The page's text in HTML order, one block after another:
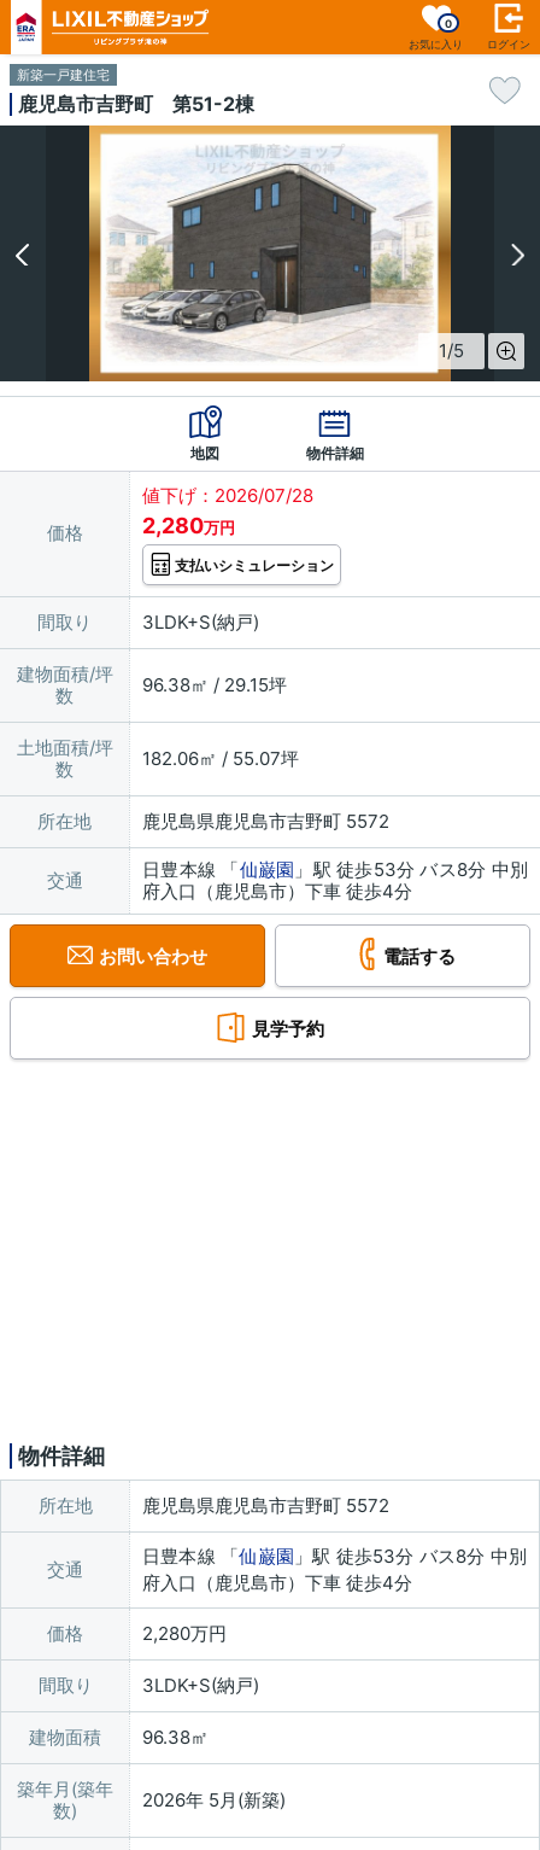
お気に入り
0
ログイン
新築一戸建住宅
鹿児島市吉野町 第51-2棟
1/5
地図 物件詳細
価格
値下げ：2026/07/28
2,280万円
支払いシミュレーション
間取り 3LDK+S(納戸)
建物面積/坪
数
96.38㎡ / 29.15坪
土地面積/坪
数
182.06㎡ / 55.07坪
所在地 鹿児島県鹿児島市吉野町 5572
交通 日豊本線 「仙巌園 」駅 徒歩53分 バス8分 中別
府入口（鹿児島市）下車 徒歩4分
お問い合わせ 電話する
見学予約
物件詳細
所在地 鹿児島県鹿児島市吉野町 5572
交通
日豊本線 「仙巌園 」駅 徒歩53分 バス8分 中別
府入口（鹿児島市）下車 徒歩4分
価格 2,280万円
間取り 3LDK+S(納戸)
建物面積 96.38㎡
築年月(築年
数)
2026年 5月(新築)